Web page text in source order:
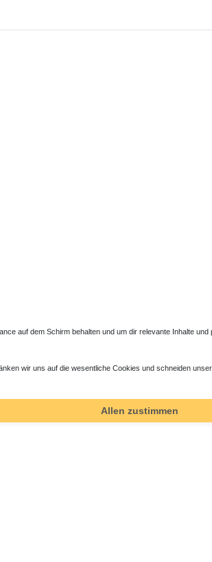
Duschwanne 110 x 90 x 1,5 cm
*
Duschwanne
404,25
*inkl. ges.
auf dem Schirm behalten und um dir relevante Inhalte und
wir uns auf die wesentliche Cookies und schneiden
Allen zustimmen